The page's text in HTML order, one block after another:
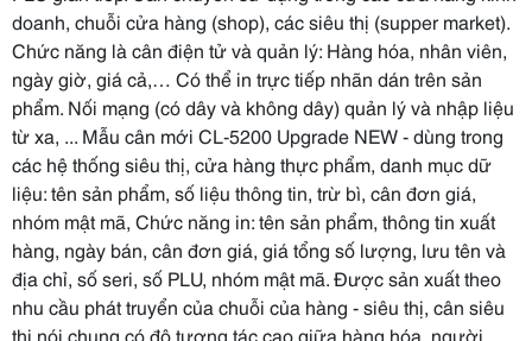
doanh, chuỗi cửa hàng (shop), các siêu thị (supper market).
Chức năng là cân điện tử và quản lý: Hàng hóa, nhân viên,
ngày giờ, giá cả,… Có thể in trực tiếp nhãn dán trên sản
phẩm. Nối mạng (có dây và không dây) quản lý và nhập liệu
từ xa, ... Mẫu cân mới CL-5200 Upgrade NEW - dùng trong
các hệ thống siêu thị, cửa hàng thực phẩm, danh mục dữ
liệu: tên sản phẩm, số liệu thông tin, trừ bì, cân đơn giá,
nhóm mật mã, Chức năng in: tên sản phẩm, thông tin xuất
hàng, ngày bán, cân đơn giá, giá tổng số lượng, lưu tên và
địa chỉ, số seri, số PLU, nhóm mật mã. Được sản xuất theo
nhu cầu phát truyển của chuỗi của hàng - siêu thị, cân siêu
thị nói chung có độ tương tác cao giữa hàng hóa, người